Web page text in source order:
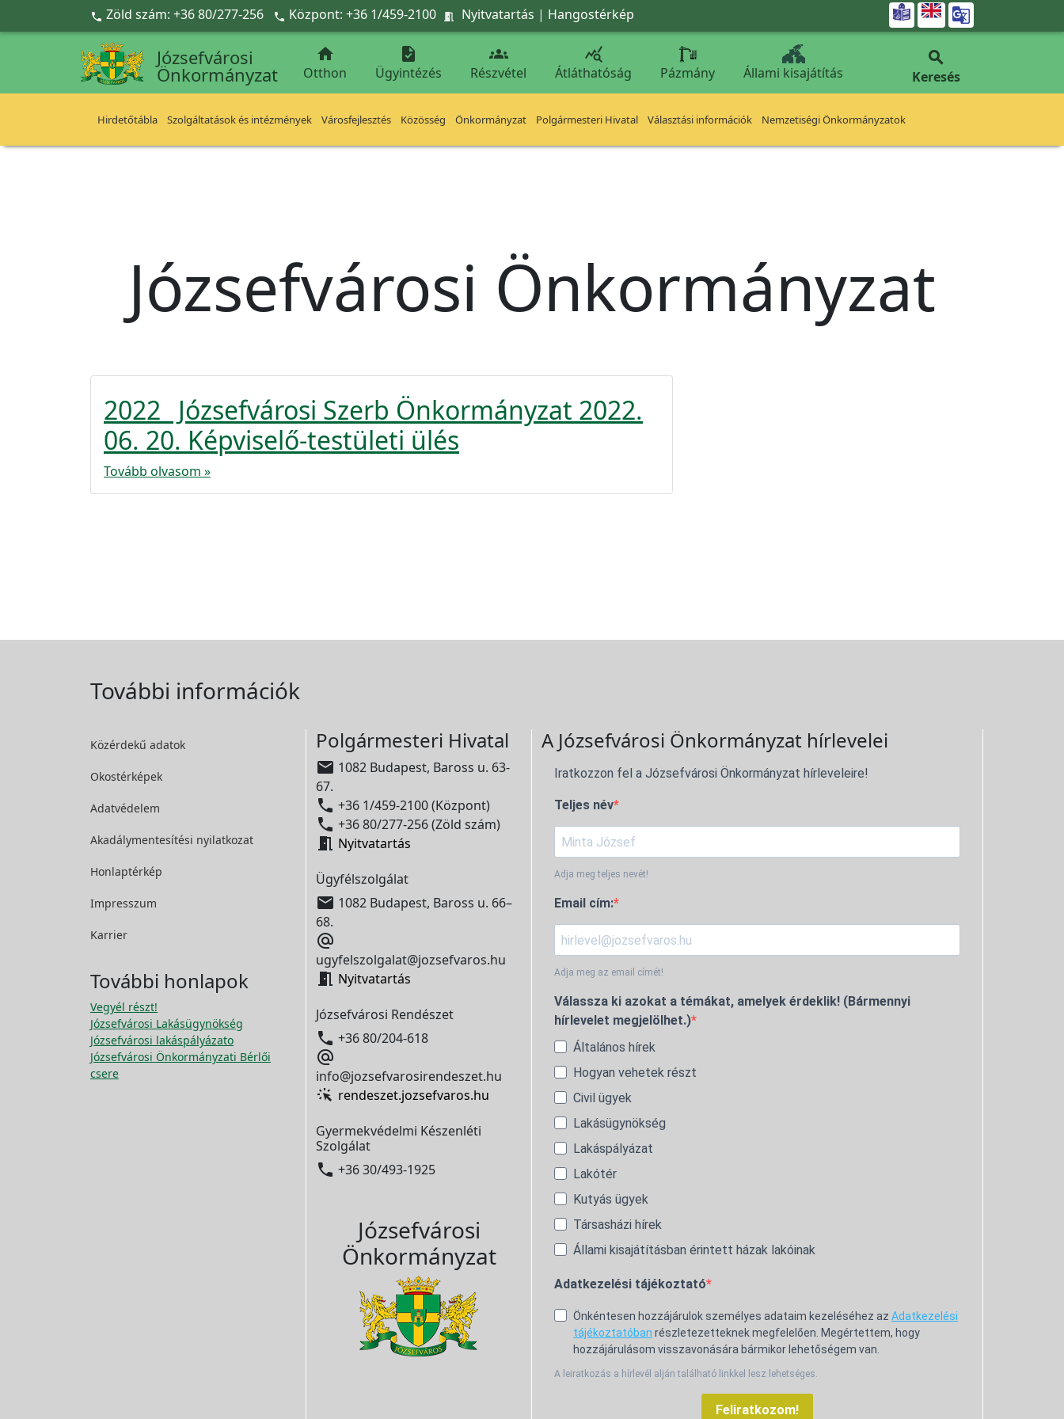
Ugrás a fő tartalomra
 Zöld szám: +36 80/277-256  Központ: +36 1/459-2100  Nyitvatartás | Hangostérkép 
Józsefvárosi
Önkormányzat

Otthon

Ügyintézés

Részvétel

Átláthatóság Pázmány Állami kisajátítás

Keresés
Hirdetőtábla Szolgáltatások és intézmények Városfejlesztés Közösség Önkormányzat Polgármesteri Hivatal Választási információk Nemzetiségi Önkormányzatok
Józsefvárosi Önkormányzat
2022_ Józsefvárosi Szerb Önkormányzat 2022.
06. 20. Képviselő-testületi ülés
Tovább olvasom »
További információk
Közérdekű adatok
Okostérképek
Adatvédelem
Akadálymentesítési nyilatkozat
Honlaptérkép
Impresszum
Karrier
További honlapok
Vegyél részt!
Józsefvárosi Lakásügynökség
Józsefvárosi lakáspályázato
Józsefvárosi Önkormányzati Bérlői
csere
Polgármesteri Hivatal
 1082 Budapest, Baross u. 63-
67.
 +36 1/459-2100 (Központ)
 +36 80/277-256 (Zöld szám)
 Nyitvatartás
Ügyfélszolgálat
 1082 Budapest, Baross u. 66–
68.

ugyfelszolgalat@jozsefvaros.hu
 Nyitvatartás
Józsefvárosi Rendészet
 +36 80/204-618

info@jozsefvarosirendeszet.hu
rendeszet.jozsefvaros.hu
Gyermekvédelmi Készenléti
Szolgálat
 +36 30/493-1925
Józsefvárosi
Önkormányzat
A Józsefvárosi Önkormányzat hírlevelei
Iratkozzon fel a Józsefvárosi Önkormányzat hírleveleire!
Teljes név
Adja meg teljes nevét!
Email cím:
Adja meg az email címét!
Válassza ki azokat a témákat, amelyek érdeklik! (Bármennyi
hírlevelet megjelölhet.)
Általános hírek
Hogyan vehetek részt
Civil ügyek
Lakásügynökség
Lakáspályázat
Lakótér
Kutyás ügyek
Társasházi hírek
Állami kisajátításban érintett házak lakóinak
Adatkezelési tájékoztató
Önkéntesen hozzájárulok személyes adataim kezeléséhez az Adatkezelési
tájékoztatóban részletezetteknek megfelelően. Megértettem, hogy
hozzájárulásom visszavonására bármikor lehetőségem van.
A leiratkozás a hírlevél alján található linkkel lesz lehetséges.
Feliratkozom!